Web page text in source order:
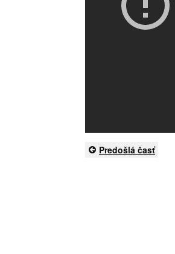
Predošlá časť